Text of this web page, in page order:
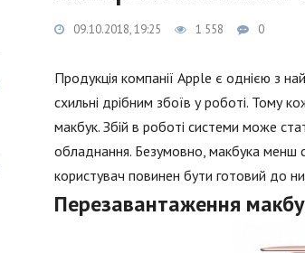
09.10.2018, 19:25 1 558 0
Продукція компанії Apple є однією з
схильні дрібним збоїв у роботі. Тому
макбук. Збій в роботі системи може
обладнання. Безумовно, макбука менш
користувач повинен бути готовий до
Перезавантаження